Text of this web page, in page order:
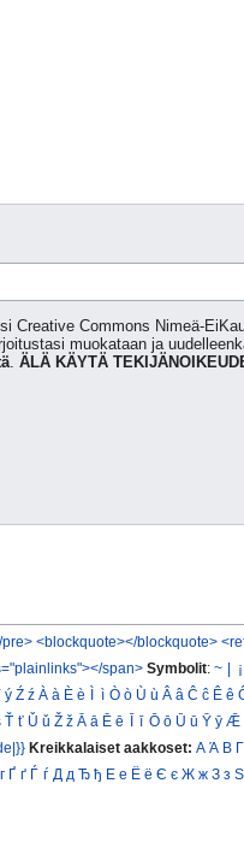
Commons Nimeä-
muokataan ja
. ÄLÄ KÄYTÄ
<blockquote></blockquote>
span> Symbolit: ~ | ¡
ý Ź ź À à È è Ì ì Ò ò Ù ù Â â Ĉ ĉ Ê ê
Ť ť Ǔ ǔ Ž ž Ā ā Ē ē Ī ī Ō ō Ū ū Ȳ ȳ Ǣ
Kreikkalaiset aakkoset: Α Ά Β Γ
г Ґ ґ Ѓ ѓ Д д Ђ ђ Е е Ё ё Є є Ж ж З з Ѕ